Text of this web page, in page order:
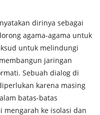
dirinya sebagai
agama-agama untuk
untuk melindungi
jaringan
Sebuah dialog di
karena masing
batas-batas
mengarah ke isolasi dan